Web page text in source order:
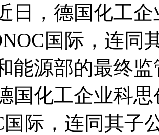
日，德国化工
国际，连同
能源部的最终
国化工企业科
国际，连同其子